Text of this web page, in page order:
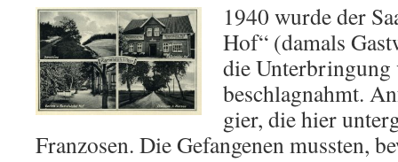
1940 wurde der
Hof“ (damals
die Unterbringung
beschlagnahmt.
gier, die hier
Franzosen. Die Gefangenen mussten,